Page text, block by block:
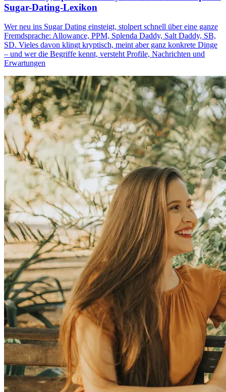
Sugar-Dating-Lexikon
Wer neu ins Sugar Dating einsteigt, stolpert schnell über eine ganze
Fremdsprache: Allowance, PPM, Splenda Daddy, Salt Daddy, SB,
SD. Vieles davon klingt kryptisch, meint aber ganz konkrete Dinge
– und wer die Begriffe kennt, versteht Profile, Nachrichten und
Erwartungen